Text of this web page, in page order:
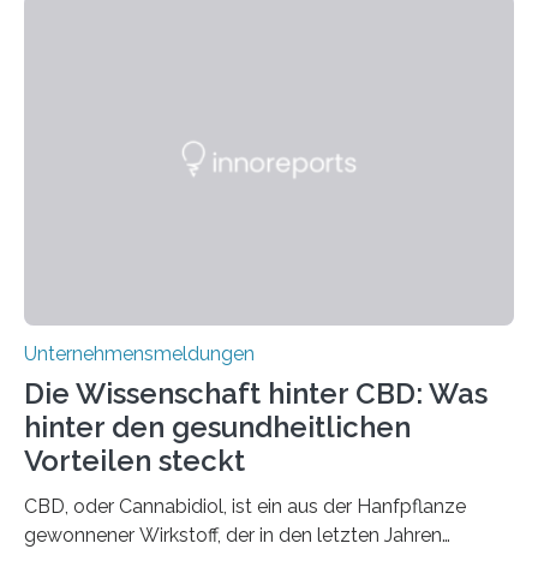
Unternehmensmeldungen
Die Wissenschaft hinter CBD: Was
hinter den gesundheitlichen
Vorteilen steckt
CBD, oder Cannabidiol, ist ein aus der Hanfpflanze
gewonnener Wirkstoff, der in den letzten Jahren